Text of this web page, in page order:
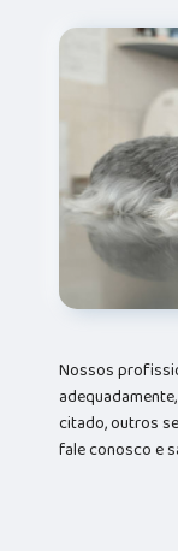
Nossos
citado, outros
fale conosco e